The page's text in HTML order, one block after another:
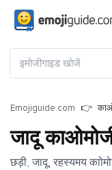
Emojiguide.com
जादू
छड़ी, जादू, रहस्यमय